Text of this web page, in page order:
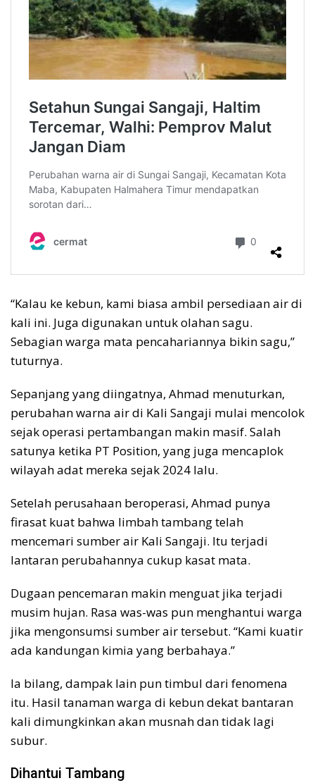
“Kalau ke kebun, kami biasa ambil persediaan air di
kali ini. Juga digunakan untuk olahan sagu.
Sebagian warga mata pencahariannya bikin sagu,”
tuturnya.
Sepanjang yang diingatnya, Ahmad menuturkan,
perubahan warna air di Kali Sangaji mulai mencolok
sejak operasi pertambangan makin masif. Salah
satunya ketika PT Position, yang juga mencaplok
wilayah adat mereka sejak 2024 lalu.
Setelah perusahaan beroperasi, Ahmad punya
firasat kuat bahwa limbah tambang telah
mencemari sumber air Kali Sangaji. Itu terjadi
lantaran perubahannya cukup kasat mata.
Dugaan pencemaran makin menguat jika terjadi
musim hujan. Rasa was-was pun menghantui warga
jika mengonsumsi sumber air tersebut. “Kami kuatir
ada kandungan kimia yang berbahaya.”
Ia bilang, dampak lain pun timbul dari fenomena
itu. Hasil tanaman warga di kebun dekat bantaran
kali dimungkinkan akan musnah dan tidak lagi
subur.
Dihantui Tambang